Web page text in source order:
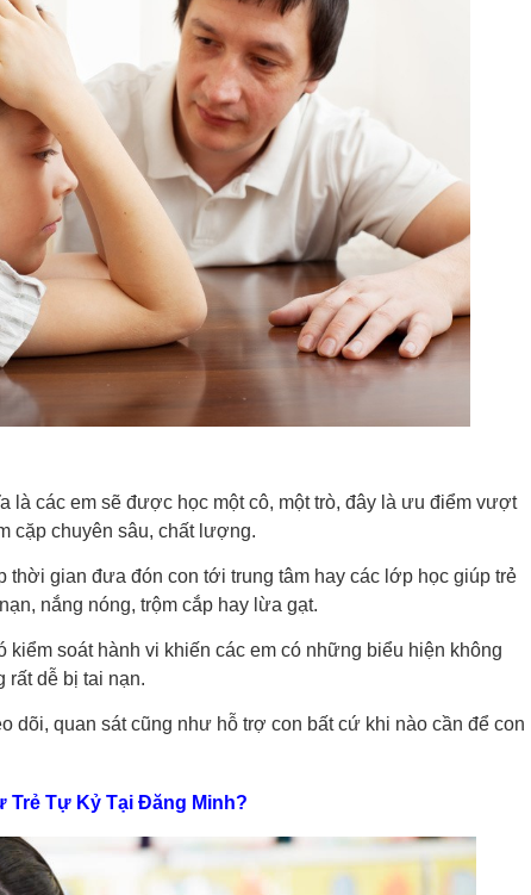
là các em sẽ được học một cô, một trò, đây là ưu điểm vượt
cặp chuyên sâu, chất lượng.
thời gian đưa đón con tới trung tâm hay các lớp học giúp trẻ
nắng nóng, trộm cắp hay lừa gạt.
soát hành vi khiến các em có những biểu hiện không
rất dễ bị tai nạn.
dõi, quan sát cũng như hỗ trợ con bất cứ khi nào cần để con
Trẻ Tự Kỷ Tại Đăng Minh?